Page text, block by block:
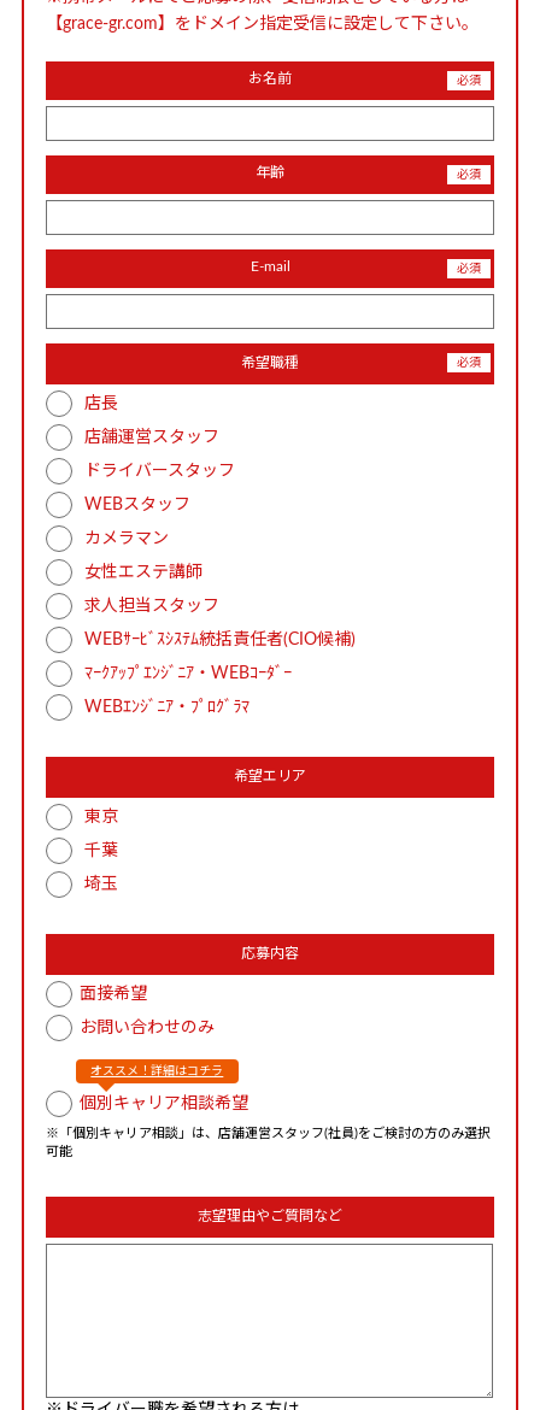
【grace-gr.com】をドメイン指定受信に設定して下さい。
お名前
年齢
E-mail
希望職種
店長
店舗運営スタッフ
ドライバースタッフ
WEBスタッフ
カメラマン
女性エステ講師
求人担当スタッフ
WEBｻｰﾋﾞｽｼｽﾃﾑ統括責任者(CIO候補)
ﾏｰｸｱｯﾌﾟｴﾝｼﾞﾆｱ・WEBｺｰﾀﾞｰ
WEBｴﾝｼﾞﾆｱ・ﾌﾟﾛｸﾞﾗﾏ
希望エリア
東京
千葉
埼玉
応募内容
面接希望
お問い合わせのみ
オススメ！詳細はコチラ
個別キャリア相談希望
※「個別キャリア相談」は、店舗運営スタッフ(社員)をご検討の方のみ選択
可能
志望理由やご質問など